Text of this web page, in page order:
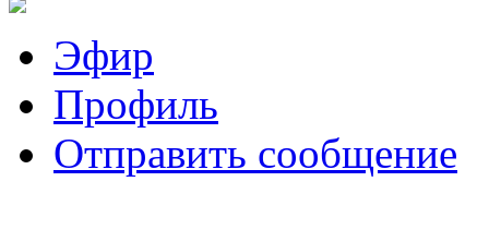
Эфир
Профиль
Отправить сообщение